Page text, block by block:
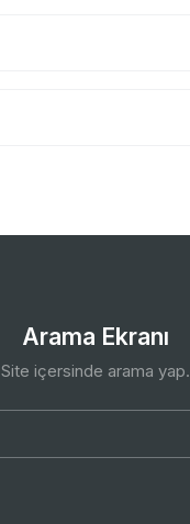
Arama Ekranı
Site içersinde arama yap.